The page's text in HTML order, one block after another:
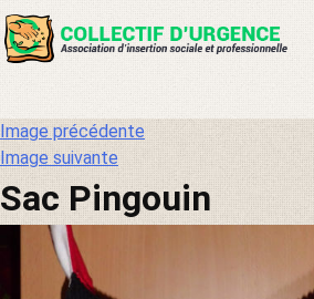
Aller
au
contenu
Image précédente
Image suivante
Sac Pingouin